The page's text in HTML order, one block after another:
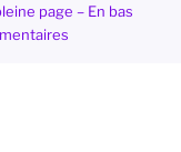
page – En bas